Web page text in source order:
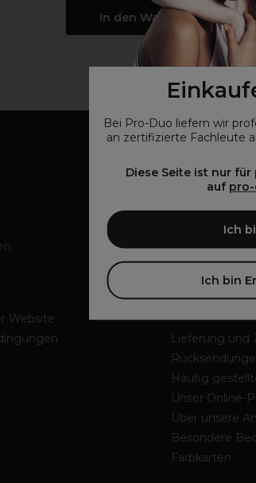
Bei Pro-Duo liefern wir
an zertifizierte Fachleute
Diese Seite ist nur
auf
Ich
Ich bin
In den Warenkorb
Website
Wer sind wir?
Finde einen
Karrieren
Lieferung und
Häufig
Unser Online-
Über unsere
Besondere
Farbkarten